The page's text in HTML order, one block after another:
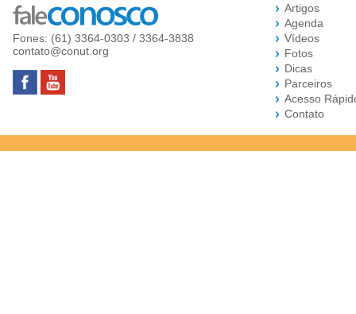
Fones: (61) 3364-0303 / 3364-3838
contato@conut.org
Artigos
Agenda
Vídeos
Fotos
Dicas
Parceiros
Acesso
Contato